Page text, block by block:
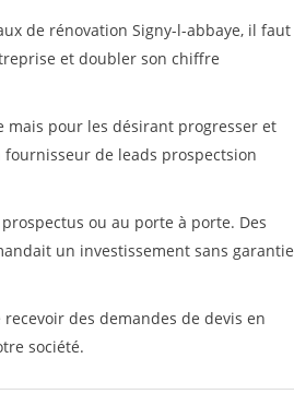
de rénovation Signy-l-abbaye, il faut
et doubler son chiffre
pour les désirant progresser et
de leads prospectsion
ou au porte à porte. Des
un investissement sans garantie
des demandes de devis en
société.